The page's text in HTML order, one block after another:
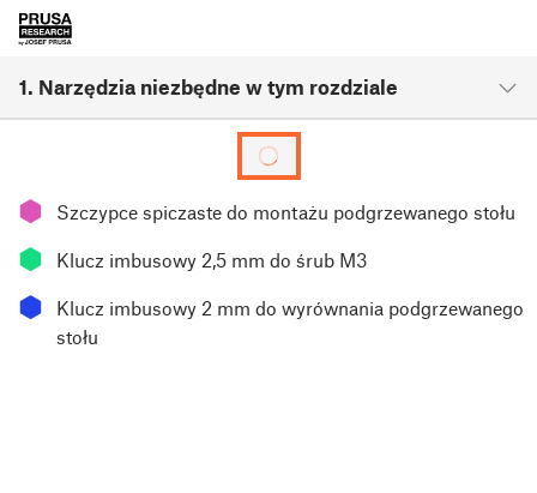
1. Narzędzia niezbędne w tym rozdziale
⬢ Szczypce spiczaste do montażu podgrzewanego stołu
⬢ Klucz imbusowy 2,5 mm do śrub M3
⬢
Klucz imbusowy 2 mm do wyrównania podgrzewanego
stołu